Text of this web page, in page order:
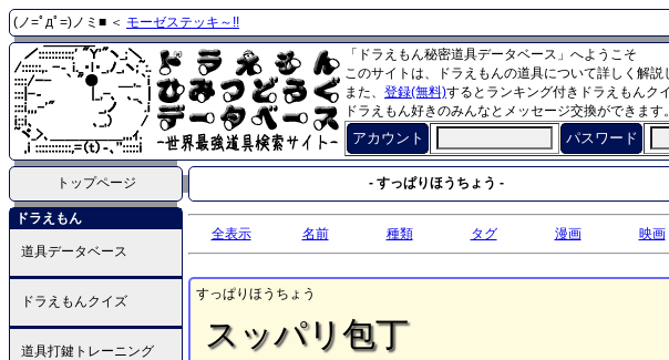
(ノ=ﾟдﾟ=)ノミ■ ＜ モーゼステッキ～!!
「ドラえもん秘密道具データベース」へようこそ
このサイトは、ドラえもんの道具について詳しく解説
また、 登録(無料)するとランキング付きドラえもんク
ドラえもん好きのみんなとメッセージ交換ができます。
アカウント パスワード
トップページ - すっぱりほうちょう -
ドラえもん
道具データベース
ドラえもんクイズ
道具打鍵トレーニング
全表示 名前 種類 タグ 漫画 映画
すっぱりほうちょう
スッパリ包丁